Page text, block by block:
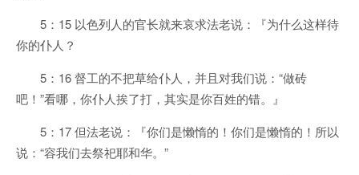
5：15 以色列人的官长就来哀求法老说：『为什么这样待
你的仆人？
5：16 督工的不把草给仆人，并且对我们说：“做砖
吧！”看哪，你仆人挨了打，其实是你百姓的错。』
5：17 但法老说：『你们是懒惰的！你们是懒惰的！所以
说：“容我们去祭祀耶和华。”